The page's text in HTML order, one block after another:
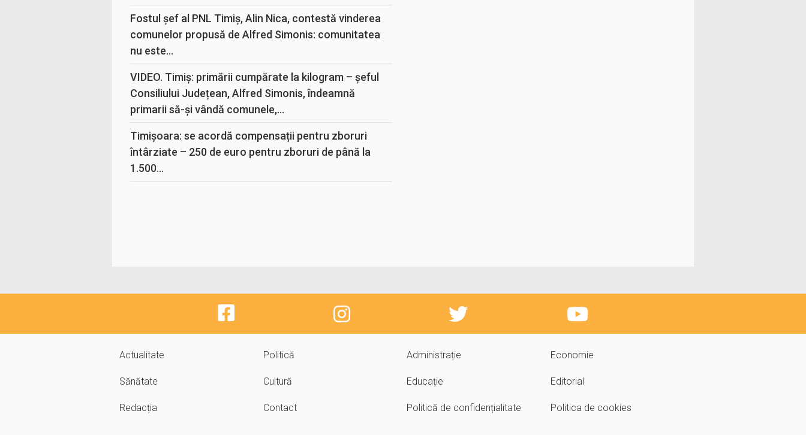
Fostul șef al PNL Timiș, Alin Nica, contestă vinderea
comunelor propusă de Alfred Simonis: comunitatea
nu este...
VIDEO. Timiș: primării cumpărate la kilogram – șeful
Consiliului Județean, Alfred Simonis, îndeamnă
primarii să-și vândă comunele,...
Timișoara: se acordă compensații pentru zboruri
întârziate – 250 de euro pentru zboruri de până la
1.500...
Actualitate Politică Administrație Economie
Sănătate Cultură Educație Editorial
Redacția Contact Politică de confidențialitate Politica de cookies